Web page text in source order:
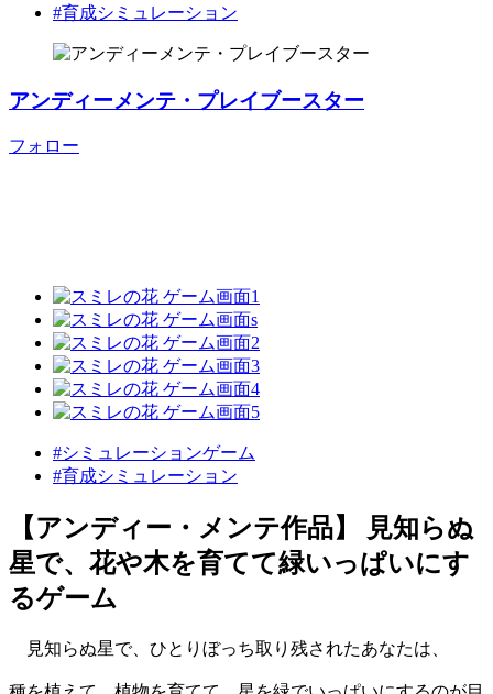
#育成シミュレーション
アンディーメンテ・プレイブースター
フォロー
#シミュレーションゲーム
#育成シミュレーション
【アンディー・メンテ作品】 見知らぬ
星で、花や木を育てて緑いっぱいにす
るゲーム
見知らぬ星で、ひとりぼっち取り残されたあなたは、